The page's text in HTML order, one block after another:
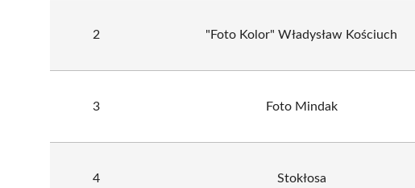
2 "Foto Kolor" Władysław Kościuch
3 Foto Mindak
4 Stokłosa